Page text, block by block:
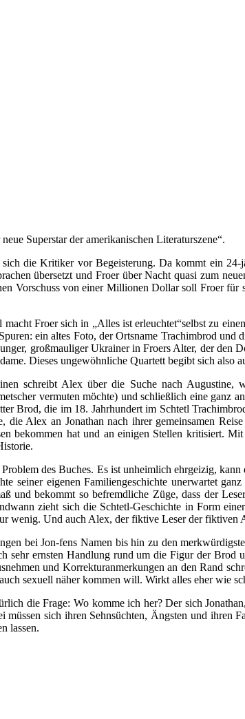
Superstar der amerikanischen Literaturszene“.
die Kritiker vor Begeisterung. Da kommt ein 24-
übersetzt und Froer über Nacht quasi zum
Vorschuss von einer Millionen Dollar soll Froer für
Froer sich in „Alles ist erleuchtet“selbst zu
ein altes Foto, der Ortsname Trachimbrod
großmauliger Ukrainer in Froers Alter, der den
Dieses ungewöhnliche Quartett begibt sich also
schreibt Alex über die Suche nach
vermuten möchte) und schließlich eine ganz
Brod, die im 18. Jahrhundert im Schtetl
Alex an Jonathan nach ihrer gemeinsamen
bekommen hat und an einigen Stellen kritisiert.
des Buches. Es ist unheimlich ehrgeizig,
seiner eigenen Familiengeschichte unerwartet
und bekommt so befremdliche Züge, dass der
zieht sich die Schtetl-Geschichte in Form
wenig. Und auch Alex, der fiktive Leser der fiktiven
bei Jon-fens Namen bis hin zu den
ernsten Handlung rund um die Figur der Brod
und Korrekturanmerkungen an den Rand
sexuell näher kommen will. Wirkt alles eher wie
die Frage: Wo komme ich her? Der sich
sich ihren Sehnsüchten, Ängsten und ihren
lassen.